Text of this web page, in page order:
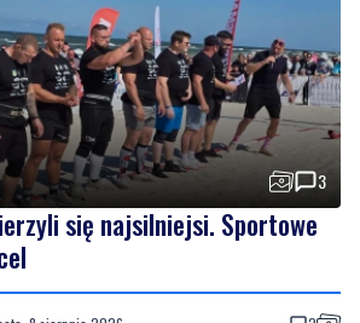
3
się najsilniejsi. Sportowe
8 sierpnia 2026 2
pokazali swoje umiejętności.
festyn przyciągnął mieszkańców
gości